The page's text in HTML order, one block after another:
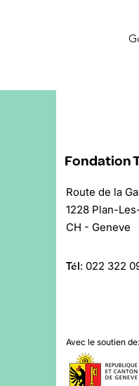
Fondation
Route de la
1228 Plan-
CH - Geneve
Tél: 022 322
Avec le soutien de: